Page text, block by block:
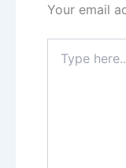
Your email
here..